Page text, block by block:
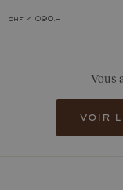
chf 4'090.–
Vous
voir